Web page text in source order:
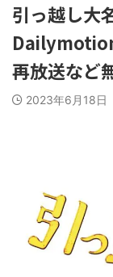
引っ越し大
再放送など
2023年6月18日